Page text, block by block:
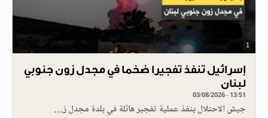
1
إسرائيل تنفذ تفجيرا ضخما في مجدل زون جنوبي
لبنان
03/08/2026 - 13:51
جيش الاحتلال ينفذ عملية تفجير هائلة في بلدة مجدل ز…